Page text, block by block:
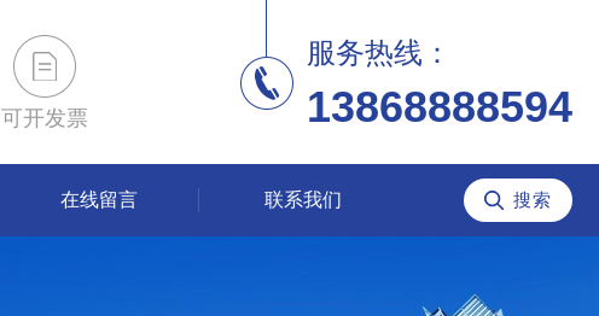
可开发票
服务热线：
13868888594
在线留言 联系我们